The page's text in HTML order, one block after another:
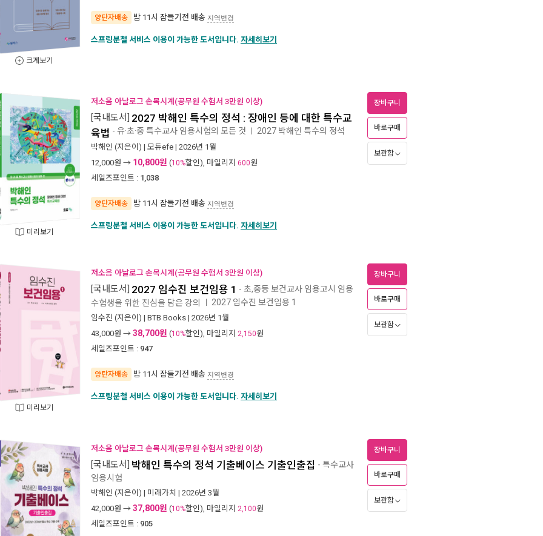
크게보기
양탄자배송 밤 11시 잠들기전 배송 지역변경
스프링분철 서비스 이용이 가능한 도서입니다. 자세히보기
미리보기
저소음 아날로그 손목시계(공무원 수험서 3만원 이상)
[국내도서] 2027 박해인 특수의 정석 : 장애인 등에 대한 특수교
육법 - 유·초·중 특수교사 임용시험의 모든 것 2027 박해인 특수의 정석
박해인 (지은이) | 모듀efe | 2026년 1월
12,000원 → 10,800원 (10%할인), 마일리지 600원
세일즈포인트 : 1,038
양탄자배송 밤 11시 잠들기전 배송 지역변경
장바구니
바로구매
보관함
스프링분철 서비스 이용이 가능한 도서입니다. 자세히보기
미리보기
저소음 아날로그 손목시계(공무원 수험서 3만원 이상)
[국내도서] 2027 임수진 보건임용 1 - 초,중등 보건교사 임용고시 임용
수험생을 위한 진심을 담은 강의 2027 임수진 보건임용 1
임수진 (지은이) | BTB Books | 2026년 1월
43,000원 → 38,700원 (10%할인), 마일리지 2,150원
세일즈포인트 : 947
양탄자배송 밤 11시 잠들기전 배송 지역변경
장바구니
바로구매
보관함
스프링분철 서비스 이용이 가능한 도서입니다. 자세히보기
저소음 아날로그 손목시계(공무원 수험서 3만원 이상)
[국내도서] 박해인 특수의 정석 기출베이스 기출인출집 - 특수교사
임용시험
박해인 (지은이) | 미래가치 | 2026년 3월
42,000원 → 37,800원 (10%할인), 마일리지 2,100원
세일즈포인트 : 905
장바구니
바로구매
보관함